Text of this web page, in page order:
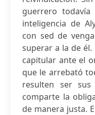
guerrero
inteligencia de
con sed de
superar a la de
capitular ante el
que le arrebató
resulten ser sus
comparte la
de manera justa.